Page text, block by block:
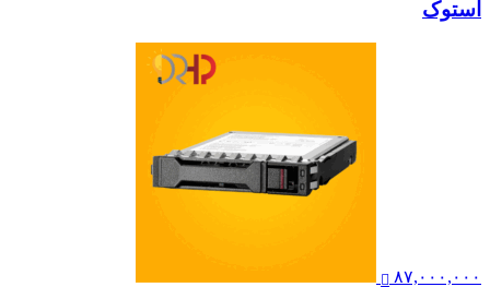
استوک
۸۷,۰۰۰,۰۰۰